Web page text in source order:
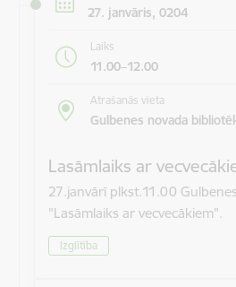
27. janvāris, 0204
Laiks
11.00–12.00
Atrašanās vieta
Gulbenes novada
Lasāmlaiks ar
27.janvārī plkst.11.00
"Lasāmlaiks ar vecvecākiem".
Izglītība